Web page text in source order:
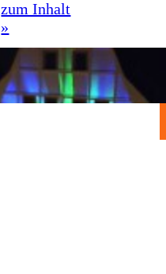
zum Inhalt
»